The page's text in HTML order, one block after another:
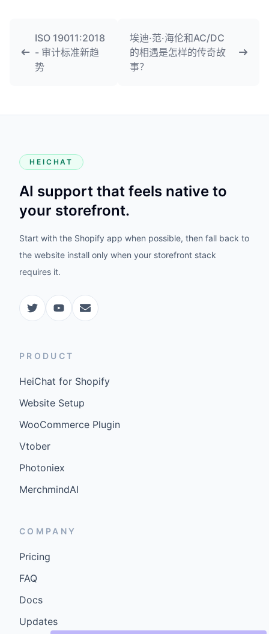
ISO 19011:2018
- 审计标准新趋
势
埃迪·范·海伦和AC/DC
的相遇是怎样的传奇故
事？
HEICHAT
AI support that feels native to
your storefront.
Start with the Shopify app when possible, then fall back to
the website install only when your storefront stack
requires it.
PRODUCT
HeiChat for Shopify
Website Setup
WooCommerce Plugin
Vtober
Photoniex
MerchmindAI
COMPANY
Pricing
FAQ
Docs
Updates